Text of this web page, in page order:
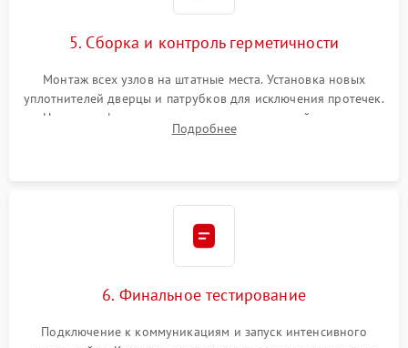
5. Сборка и контроль герметичности
Монтаж всех узлов на штатные места. Установка новых
уплотнителей дверцы и патрубков для исключения протечек.
Надежная фиксация хомутов гидравлической системы,
сборка корпуса и установка датчика поплавка.
Подробнее
6. Финальное тестирование
Подключение к коммуникациям и запуск интенсивного